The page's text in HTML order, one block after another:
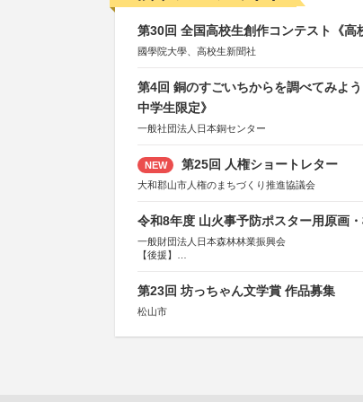
第30回 全国高校生創作コンテスト《高
國學院大學、高校生新聞社
第4回 銅のすごいちからを調べてみよ
中学生限定》
一般社団法人日本銅センター
NEW 第25回 人権ショートレター
大和郡山市人権のまちづくり推進協議会
令和8年度 山火事予防ポスター用原画
一般財団法人日本森林林業振興会
【後援】
第23回 坊っちゃん文学賞 作品募集
松山市